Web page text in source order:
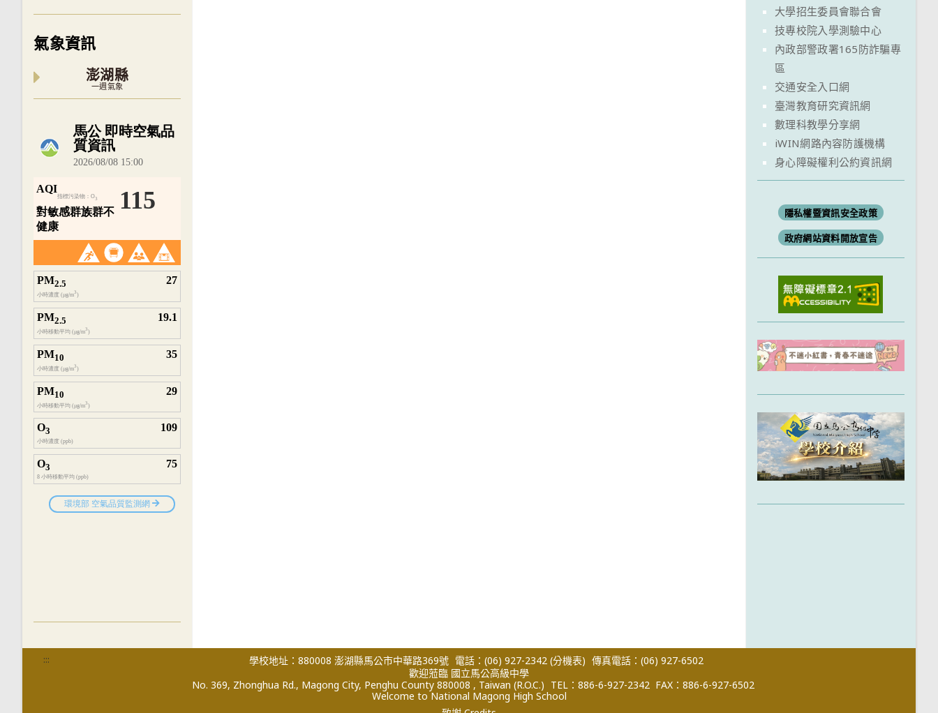
氣象資訊
澎湖縣
一週氣象
內嵌空氣品質小工具為視覺預覽，完整即時空氣品質資料請開啟
大學招生委員會聯合會
技專校院入學測驗中心
內政部警政署165防詐騙專
區
交通安全入口網
臺灣教育研究資訊網
數理科教學分享網
iWIN網路內容防護機構
身心障礙權利公約資訊網
隱私權暨資訊安全政策
政府網站資料開放宣告
::: 學校地址：880008 澎湖縣馬公市中華路369號 電話：(06) 927-2342 (分機表) 傳真電話：(06) 927-6502
歡迎蒞臨 國立馬公高級中學
No. 369, Zhonghua Rd., Magong City, Penghu County 880008 , Taiwan (R.O.C.) TEL：886-6-927-2342 FAX：886-6-927-6502
Welcome to National Magong High School